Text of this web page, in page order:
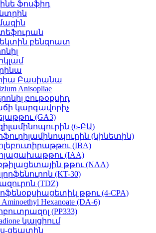
ֆոսֆիդ
բենզոատ
Բասիանա
Anisopliae
բութօքսիդ
կարգավորիչ
(GA3)
(6-ԲԱ)
(կինետին)
(IBA)
(IAA)
թթու (NAA)
(KT-30)
(TDZ)
թթու (4-CPA)
Hexanoate (DA-6)
(PP333)
կալցիում
ցեատին